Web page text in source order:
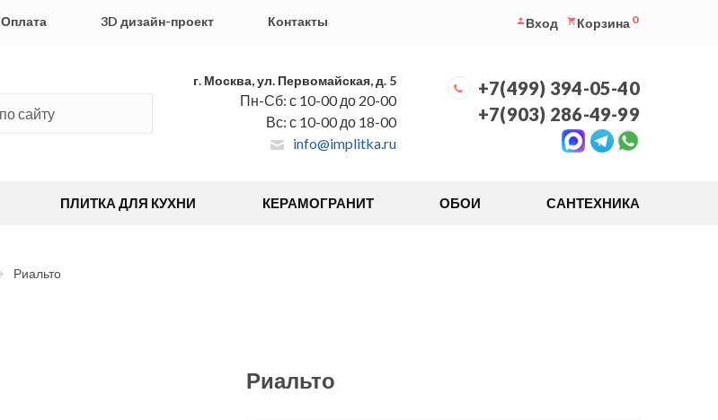
Оплата 3D дизайн-проект Контакты Вход Корзина 0
г. Москва, ул. Первомайская, д. 5
Пн-Сб: с 10-00 до 20-00
Вс: с 10-00 до 18-00
info@implitka.ru
+7(499) 394-05-40
+7(903) 286-49-99
ПЛИТКА ДЛЯ КУХНИ КЕРАМОГРАНИТ ОБОИ САНТЕХНИКА
Риальто
Риальто